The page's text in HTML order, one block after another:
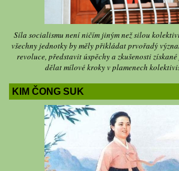
Síla socialismu není ničím jiným než silou
všechny jednotky by měly přikládat prvořadý
revoluce, představit úspěchy a zkušenosti
dělat mílové kroky v plamenech
KIM ČONG SUK